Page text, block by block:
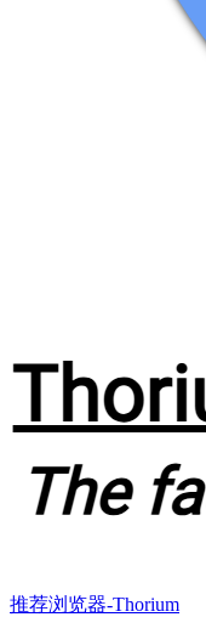
推荐浏览器-Thorium